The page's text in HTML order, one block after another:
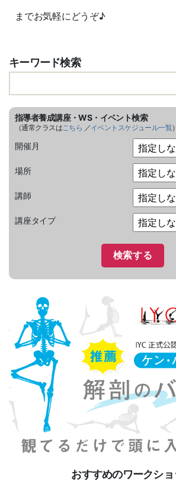
までお気軽にどうぞ♪
キーワード検索
指導者養成講座・WS・イベント検索
（通常クラスはこちら ／イベントスケジュール一覧）
開催月
場所
講師
講座タイプ
おすすめのワークシ